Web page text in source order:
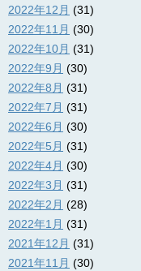
2022年12月 (31)
2022年11月 (30)
2022年10月 (31)
2022年9月 (30)
2022年8月 (31)
2022年7月 (31)
2022年6月 (30)
2022年5月 (31)
2022年4月 (30)
2022年3月 (31)
2022年2月 (28)
2022年1月 (31)
2021年12月 (31)
2021年11月 (30)